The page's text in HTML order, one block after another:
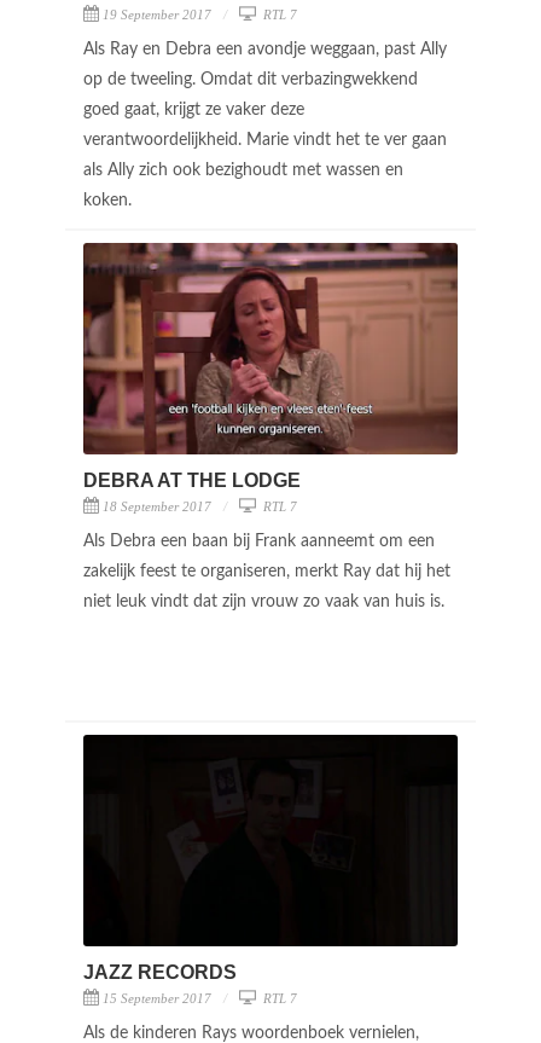
19 September 2017 RTL 7
Als Ray en Debra een avondje weggaan, past Ally
op de tweeling. Omdat dit verbazingwekkend
goed gaat, krijgt ze vaker deze
verantwoordelijkheid. Marie vindt het te ver gaan
als Ally zich ook bezighoudt met wassen en
koken.
DEBRA AT THE LODGE
18 September 2017 RTL 7
Als Debra een baan bij Frank aanneemt om een
zakelijk feest te organiseren, merkt Ray dat hij het
niet leuk vindt dat zijn vrouw zo vaak van huis is.
JAZZ RECORDS
15 September 2017 RTL 7
Als de kinderen Rays woordenboek vernielen,